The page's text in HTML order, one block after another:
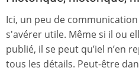
Ici, un peu de
s'avérer utile. Même si il ou
publié, il se peut qu’iel n’en
tous les détails. Peut-être